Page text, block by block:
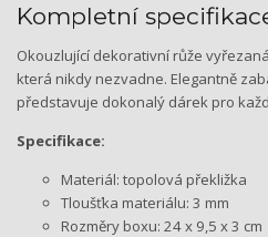
Kompletní
Okouzlující dekorativní růže
která nikdy nezvadne. Elegantně
představuje dokonalý dárek pro
Specifikace:
Materiál: topolová překližka
Tloušťka materiálu: 3 mm
Rozměry boxu: 24 x 9,5 x 3 cm